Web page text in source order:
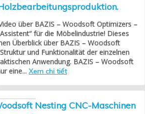
über BAZIS – Woodsoft Optimizers –
für die Möbelindustrie! Dieses
Überblick über BAZIS – Woodsoft
und Funktionalität der einzelnen
Anwendung. BAZIS – Woodsoft
eine... Xem chi tiết
Nesting CNC-Maschinen